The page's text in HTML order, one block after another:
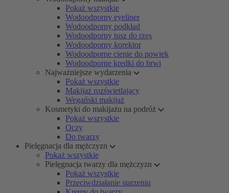
Pokaż wszystkie
Wodoodporny eyeliner
Wodoodporny podkład
Wodoodporny tusz do rzęs
Wodoodporny korektor
Wodoodporne cienie do powiek
Wodoodporne kredki do brwi
Najważniejsze wydarzenia
Pokaż wszystkie
Makijaż rozświetlający
Wegański makijaż
Kosmetyki do makijażu na podróż
Pokaż wszystkie
Oczy
Do twarzy
Pielęgnacja dla mężczyzn
Pokaż wszystkie
Pielęgnacja twarzy dla mężczyzn
Pokaż wszystkie
Przeciwdziałanie starzeniu